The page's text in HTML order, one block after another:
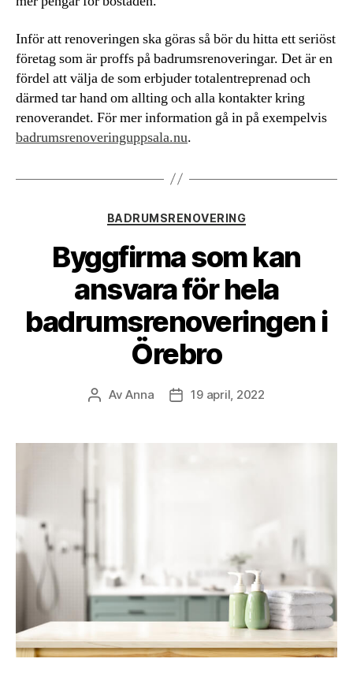
Inför att renoveringen ska göras så bör du hitta ett seriöst
företag som är proffs på badrumsrenoveringar. Det är en
fördel att välja de som erbjuder totalentreprenad och
därmed tar hand om allting och alla kontakter kring
renoverandet. För mer information gå in på exempelvis
badrumsrenoveringuppsala.nu.
Kategorier
BADRUMSRENOVERING
Byggfirma som kan
ansvara för hela
badrumsrenoveringen i
Örebro
Inläggsförfattare
AvAnna Inläggsdatum
19 april, 2022